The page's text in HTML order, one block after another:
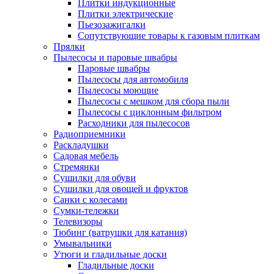
Плитки индукционные
Плитки электрические
Пьезозажигалки
Сопутствующие товары к газовым плиткам
Прялки
Пылесосы и паровые швабры
Паровые швабры
Пылесосы для автомобиля
Пылесосы моющие
Пылесосы с мешком для сбора пыли
Пылесосы с циклонным фильтром
Расходники для пылесосов
Радиоприемники
Раскладушки
Садовая мебель
Стремянки
Сушилки для обуви
Сушилки для овощей и фруктов
Санки с колесами
Сумки-тележки
Телевизоры
Тюбинг (ватрушки для катания)
Умывальники
Утюги и гладильные доски
Гладильные доски